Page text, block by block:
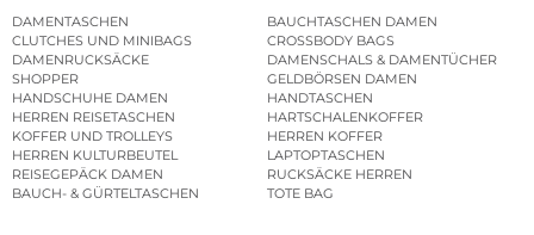
DAMENTASCHEN
BAUCHTASCHEN DAMEN
CLUTCHES UND MINIBAGS
CROSSBODY BAGS
DAMENRUCKSÄCKE
DAMENSCHALS & DAMENTÜCHER
SHOPPER
GELDBÖRSEN DAMEN
HANDSCHUHE DAMEN
HANDTASCHEN
HERREN REISETASCHEN
HARTSCHALENKOFFER
KOFFER UND TROLLEYS
HERREN KOFFER
HERREN KULTURBEUTEL
LAPTOPTASCHEN
REISEGEPÄCK DAMEN
RUCKSÄCKE HERREN
BAUCH- & GÜRTELTASCHEN
TOTE BAG